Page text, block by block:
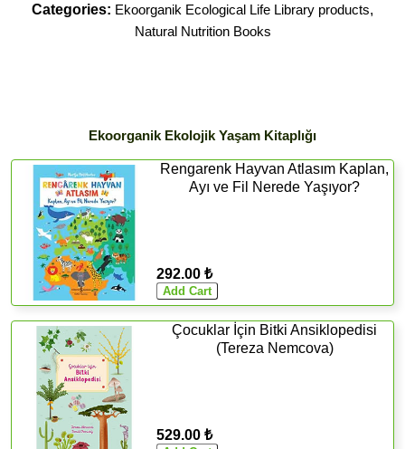
Categories: Ekoorganik Ecological Life Library products,
Natural Nutrition Books
Ekoorganik Ekolojik Yaşam Kitaplığı
Rengarenk Hayvan Atlasım Kaplan,
Ayı ve Fil Nerede Yaşıyor?
292.00 ₺
Çocuklar İçin Bitki Ansiklopedisi
(Tereza Nemcova)
529.00 ₺